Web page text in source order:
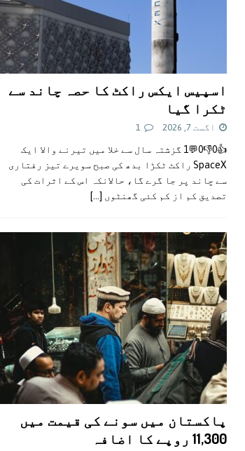
اسپیس ایکس راکٹ کا حصہ چاند سے
ٹکرا گیا
اگست 7, 2026 1
👍0👎0💬1 گزشتہ سال سے خلا میں تیرنے والا ایک
SpaceX راکٹ ٹکڑا بدھ کی صبح سویرے تیز رفتاری
سے چاند پر جا گرے گا، حالانکہ اس کے اثرات کی
تصدیق کم از کم کئی گھنٹوں [...]
پاکستان میں سونے کی قیمت میں
11,300 روپے کا اضافہ